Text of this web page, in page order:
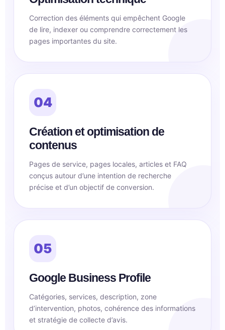
Correction des éléments qui empêchent Google
de lire, indexer ou comprendre correctement les
pages importantes du site.
04
Création et optimisation de
contenus
Pages de service, pages locales, articles et FAQ
conçus autour d’une intention de recherche
précise et d’un objectif de conversion.
05
Google Business Profile
Catégories, services, description, zone
d’intervention, photos, cohérence des informations
et stratégie de collecte d’avis.